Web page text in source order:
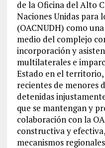
de la Oficina del Alto
Naciones Unidas para
(OACNUDH) como
medio del complejo
incorporación y
multilaterales e
Estado en el territorio,
recientes de menores
detenidas
que se mantengan y
colaboración con la
constructiva y
mecanismos